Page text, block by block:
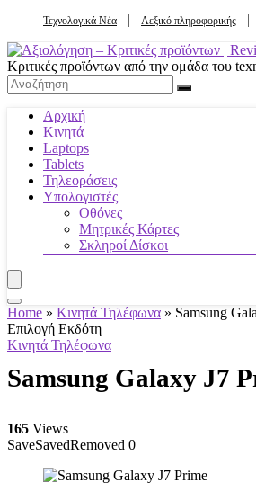
Τεχνολογικά Νέα Λεξικό πληροφορικής
Κριτικές προϊόντων από την ομάδα του
Αρχική
Κινητά
Laptops
Tablets
Τηλεοράσεις
Υπολογιστές
Οθόνες
Μητρικές Κάρτες
Σκληροί Δίσκοι
Home » Κινητά Τηλέφωνα » Samsung
Επιλογή Εκδότη
Κινητά Τηλέφωνα
Samsung Galaxy J7
165 Views
SaveSavedRemoved 0